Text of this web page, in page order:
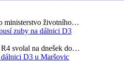
ministerstvo životního…
zuby na dálnici D3
svolal na dnešek do…
D3 u Maršovic